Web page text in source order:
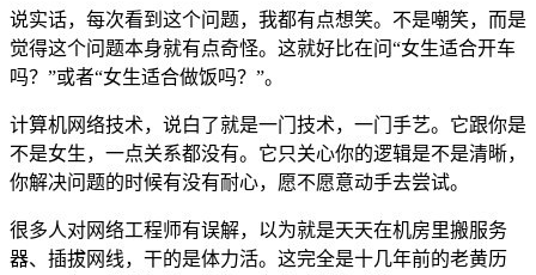
说实话，每次看到这个问题，我都有点想笑。不是嘲笑，而是
觉得这个问题本身就有点奇怪。这就好比在问“女生适合开车
吗？”或者“女生适合做饭吗？”。
计算机网络技术，说白了就是一门技术，一门手艺。它跟你是
不是女生，一点关系都没有。它只关心你的逻辑是不是清晰，
你解决问题的时候有没有耐心，愿不愿意动手去尝试。
很多人对网络工程师有误解，以为就是天天在机房里搬服务
器、插拔网线，干的是体力活。这完全是十几年前的老黄历